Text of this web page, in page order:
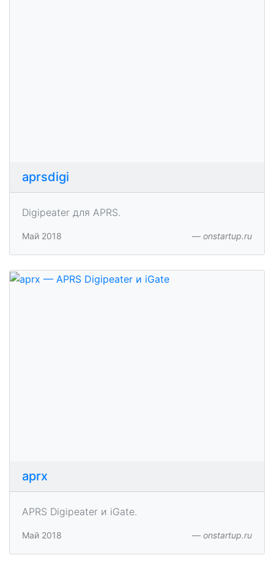
aprsdigi
Digipeater для APRS.
Май 2018 onstartup.ru
aprx
APRS Digipeater и iGate.
Май 2018 onstartup.ru